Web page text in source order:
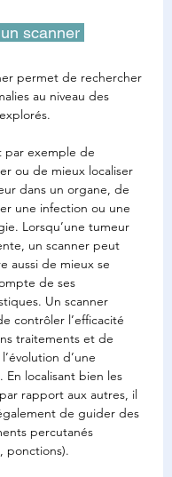
permet de rechercher
au niveau des
par exemple de
ou de mieux localiser
dans un organe, de
une infection ou une
Lorsqu’une tumeur
un scanner peut
aussi de mieux se
de ses
Un scanner
contrôler l’efficacité
traitements et de
d’une
En localisant bien les
rapport aux autres, il
de guider des
percutanés
ponctions).